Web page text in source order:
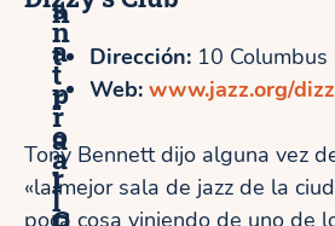
n
t
r
a
l
n
t
r
a
l
s
a
p
o
r
Dirección: 10 Columbus
Web: www.jazz.org/
Tony Bennett dijo alguna vez
«la mejor sala de jazz de la
poca cosa viniendo de uno de